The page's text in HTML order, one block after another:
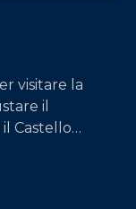
visitare la
il
Castello